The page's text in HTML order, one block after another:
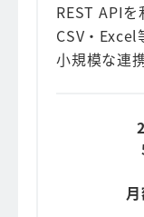
REST APIを
CSV・
小規模な連